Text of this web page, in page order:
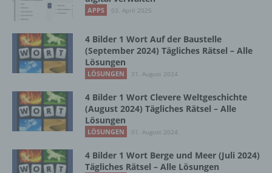
APPS 03. April 2025
4 Bilder 1 Wort Auf der Baustelle
(September 2024) Tägliches Rätsel – Alle
Lösungen
LÖSUNGEN 31. August 2024
4 Bilder 1 Wort Clevere Weltgeschichte
(August 2024) Tägliches Rätsel – Alle
Lösungen
LÖSUNGEN 01. August 2024
4 Bilder 1 Wort Berge und Meer (Juli 2024)
Tägliches Rätsel – Alle Lösungen
Zusammenhang mit personenbezogenen
Organisation, das Ordnen, die Speicherung,
die Anpassung oder Veränderung, das
Auslesen, das Abfragen, die Verwendung,
die Offenlegung durch Übermittlung,
Bereitstellung, den Abgleich oder die
Verknüpfung, die Einschränkung, das
Löschen oder die Vernichtung.
d) Einschränkung der Verarbeitung